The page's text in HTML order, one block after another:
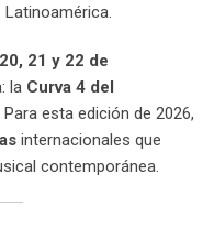
20, 21 y 22 de
la Curva 4 del
Para esta edición de 2026,
internacionales que
contemporánea.